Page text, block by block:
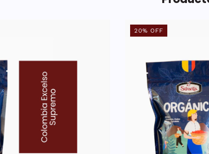
20% OFF